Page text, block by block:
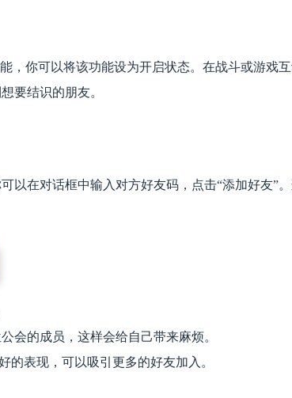
，你可以将该功能设为开启状态。在战斗或游戏
要结识的朋友。
以在对话框中输入对方好友码，点击“添加好友”
会的成员，这样会给自己带来麻烦。
的表现，可以吸引更多的好友加入。